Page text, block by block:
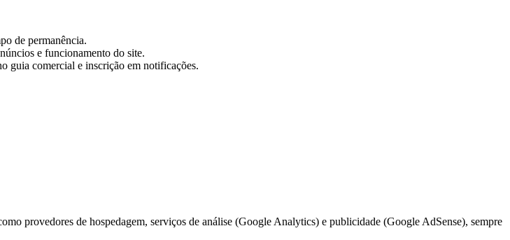
de permanência.
e funcionamento do site.
guia comercial e inscrição em notificações.
provedores de hospedagem, serviços de análise (Google Analytics) e publicidade (Google AdSense), sempre